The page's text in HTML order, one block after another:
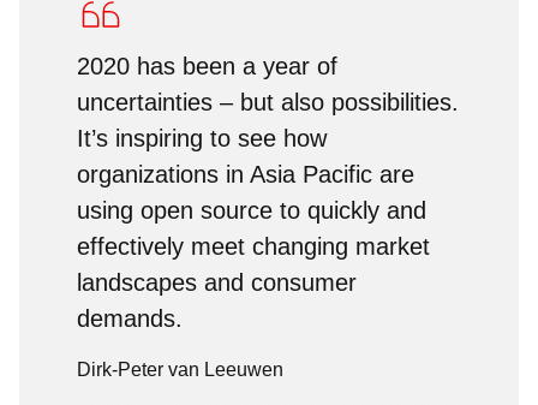
2020 has been a year of
uncertainties – but also possibilities.
It’s inspiring to see how
organizations in Asia Pacific are
using open source to quickly and
effectively meet changing market
landscapes and consumer
demands.
Dirk-Peter van Leeuwen